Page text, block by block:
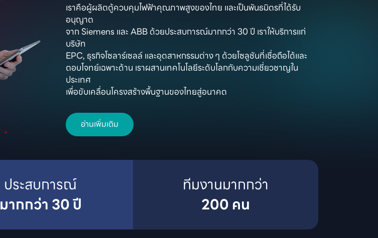
เราคือผู้ผลิตตู้ควบคุมไฟฟ้าคุณภาพสูงของไทย และเป็นพันธมิตรที่ได้รับ
อนุญาต
จาก Siemens และ ABB ด้วยประสบการณ์มากกว่า 30 ปี เราให้บริการแก่
บริษัท
EPC, ธุรกิจโซลาร์เซลล์ และอุตสาหกรรมต่าง ๆ ด้วยโซลูชันที่เชื่อถือได้และ
ตอบโจทย์เฉพาะด้าน เราผสานเทคโนโลยีระดับโลกกับความเชี่ยวชาญใน
ประเทศ
เพื่อขับเคลื่อนโครงสร้างพื้นฐานของไทยสู่อนาคต
อ่านเพิ่มเติม
มากกว่า 30 ปี
200 คน